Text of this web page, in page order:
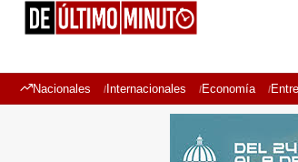
Nacionales Internacionales Economía